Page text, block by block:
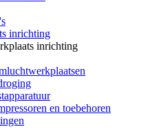
inrichting
inrichting
en toebehoren